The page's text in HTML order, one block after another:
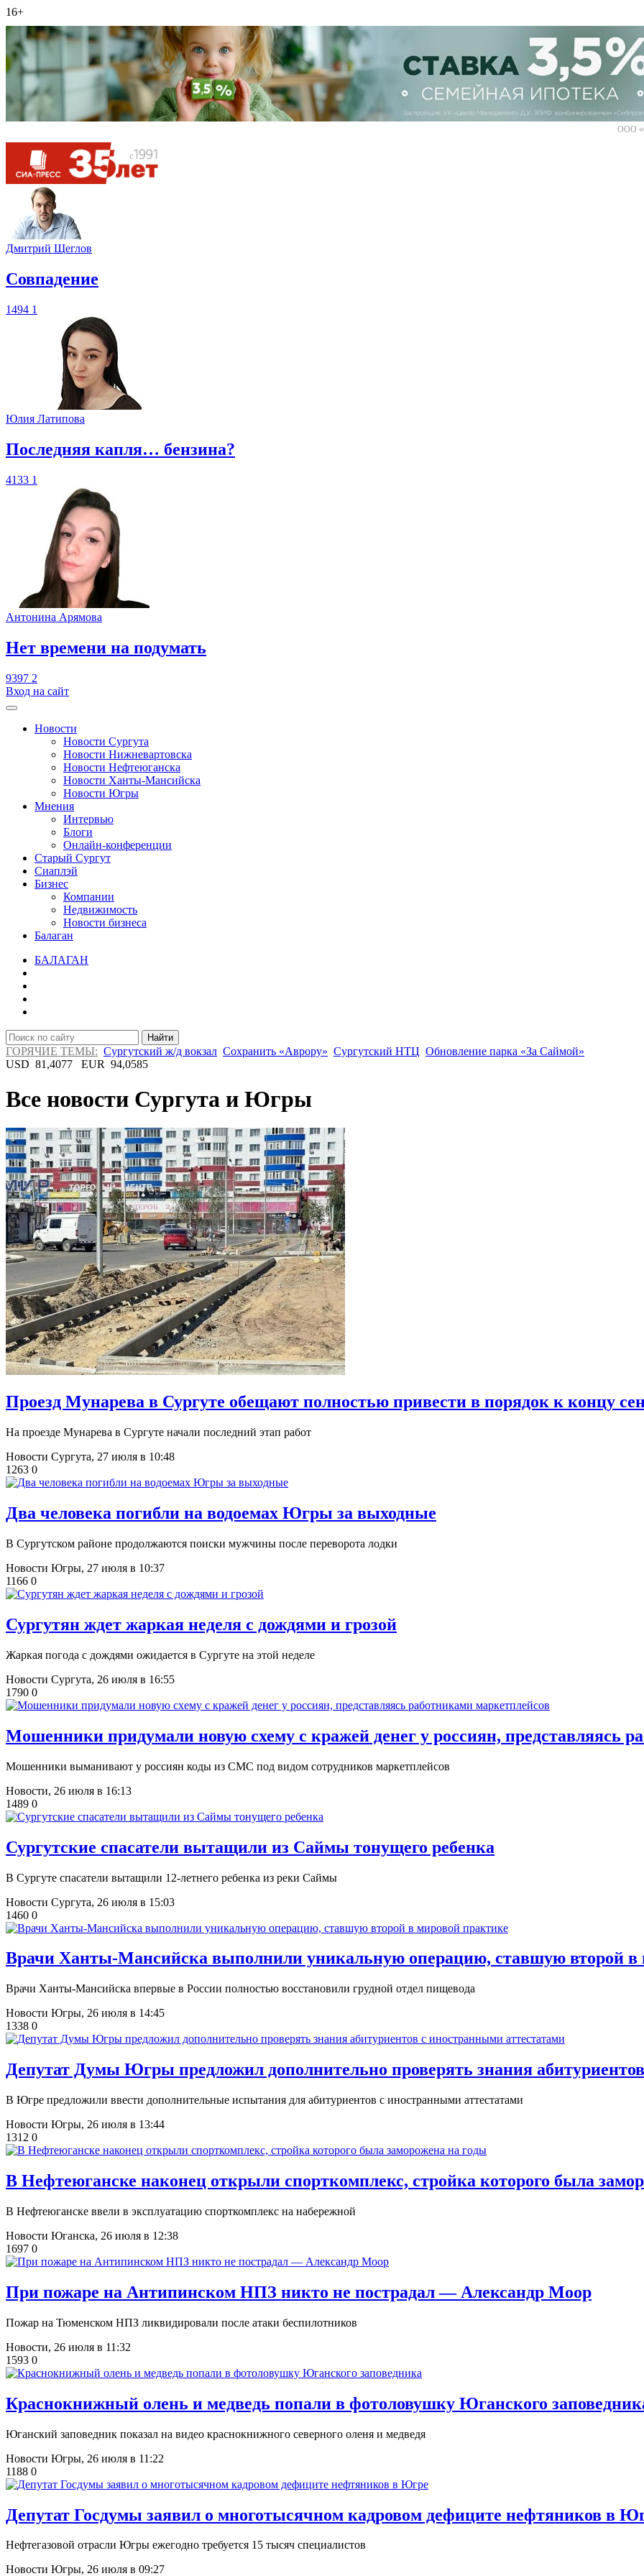
16+
ООО
Дмитрий Щеглов
​Совпадение
1494 1
Юлия Латипова
​Последняя капля… бензина?
4133 1
Антонина Арямова
​Нет времени на подумать
9397 2
Вход на сайт
Новости
Новости Сургута
Новости Нижневартовска
Новости Нефтеюганска
Новости Ханты-Мансийска
Новости Югры
Мнения
Интервью
Блоги
Онлайн-конференции
Старый Сургут
Сиаплэй
Бизнес
Компании
Недвижимость
Новости бизнеса
Балаган
БАЛАГАН
Найти
ГОРЯЧИЕ ТЕМЫ: Сургутский ж/д вокзал Сохранить «Аврору» Сургутский НТЦ Обновление парка «За Саймой»
USD 81,4077 EUR 94,0585
Все новости Сургута и Югры
​Проезд Мунарева в Сургуте обещают полностью привести в порядок к концу
На проезде Мунарева в Сургуте начали последний этап работ
Новости Сургута, 27 июля в 10:48
1263 0
​Два человека погибли на водоемах Югры за выходные
В Сургутском районе продолжаются поиски мужчины после переворота лодки
Новости Югры, 27 июля в 10:37
1166 0
Сургутян ждет жаркая неделя с дождями и грозой
Жаркая погода с дождями ожидается в Сургуте на этой неделе
Новости Сургута, 26 июля в 16:55
1790 0
Мошенники придумали новую схему с кражей денег у россиян, представляясь
Мошенники выманивают у россиян коды из СМС под видом сотрудников маркетплейсов
Новости, 26 июля в 16:13
1489 0
Сургутские спасатели вытащили из Саймы тонущего ребенка
В Сургуте спасатели вытащили 12-летнего ребенка из реки Саймы
Новости Сургута, 26 июля в 15:03
1460 0
Врачи Ханты-Мансийска выполнили уникальную операцию, ставшую второй в
Врачи Ханты-Мансийска впервые в России полностью восстановили грудной отдел пищевода
Новости Югры, 26 июля в 14:45
1338 0
​Депутат Думы Югры предложил дополнительно проверять знания
В Югре предложили ввести дополнительные испытания для абитуриентов с иностранными аттестатами
Новости Югры, 26 июля в 13:44
1312 0
В Нефтеюганске наконец открыли спорткомплекс, стройка которого была
​В Нефтеюганске ввели в эксплуатацию спорткомплекс на набережной
Новости Юганска, 26 июля в 12:38
1697 0
При пожаре на Антипинском НПЗ никто не пострадал — Александр Моор
Пожар на Тюменском НПЗ ликвидировали после атаки беспилотников
Новости, 26 июля в 11:32
1593 0
Краснокнижный олень и медведь попали в фотоловушку Юганского
Юганский заповедник показал на видео краснокнижного северного оленя и медведя
Новости Югры, 26 июля в 11:22
1188 0
Депутат Госдумы заявил о многотысячном кадровом дефиците нефтяников в
Нефтегазовой отрасли Югры ежегодно требуется 15 тысяч специалистов
Новости Югры, 26 июля в 09:27